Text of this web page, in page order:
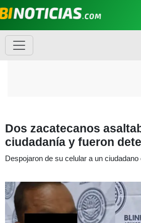
Dos zacatecanos
ciudadanía y fueron
Despojaron de su celular a un